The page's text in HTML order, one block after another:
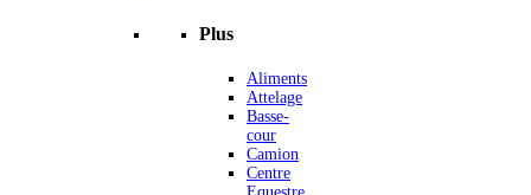
Plus
Aliments
Attelage
Basse-
cour
Camion
Centre